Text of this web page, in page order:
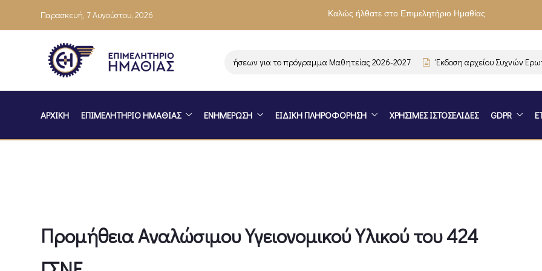
Παρασκευή, 7 Αυγούστου, 2026 Καλώς ήλθατε στο Επιμελητήριο Ημαθίας
Ενημέρωση επιχειρήσεων για το πρόγραμμα Μαθητείας 2026-2027 Έκδοση αρχείου Συχνών
ΑΡΧΙΚΗ ΕΠΙΜΕΛΗΤΗΡΙΟ ΗΜΑΘΙΑΣ ΕΝΗΜΕΡΩΣΗ ΕΙΔΙΚΗ ΠΛΗΡΟΦΟΡΗΣΗ ΧΡΗΣΙΜΕΣ ΙΣΤΟΣΕΛΙΔΕΣ GDPR
Προμήθεια Αναλώσιμου Υγειονομικού Υλικού του 424